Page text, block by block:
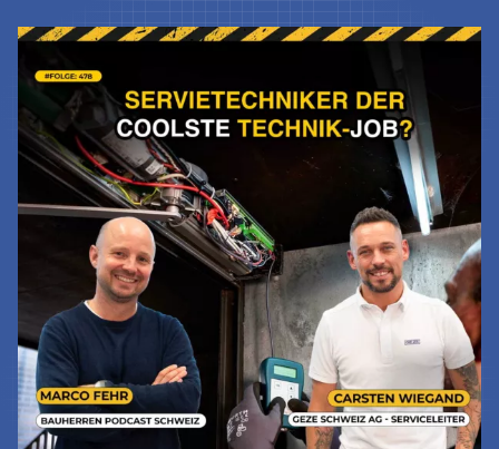
Jetzt Lesen & Hören